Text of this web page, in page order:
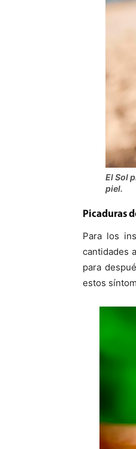
El Sol
piel.
Picaduras
Para los
cantidades
para
estos